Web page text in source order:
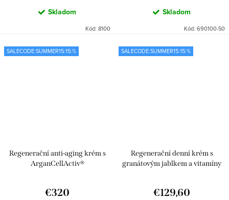
Skladom
Kód: 8100
Skladom
Kód: 690100-50
SALECODE:SUMMER15:15:%
Regenerační anti-aging krém s
ArganCellActiv®
€320
SALECODE:SUMMER15:15:%
Regenerační denní krém s
granátovým jablkem a vitamíny
€129,60